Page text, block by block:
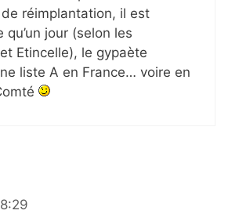
réimplantation, il est
qu’un jour (selon les
Etincelle), le gypaète
liste A en France… voire en